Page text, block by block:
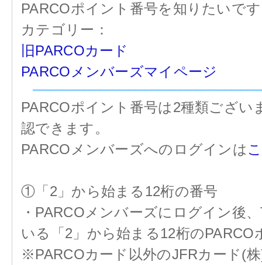
PARCOポイント番号を知りたいで
カテゴリー：
旧PARCOカード
PARCOメンバーズマイページ
PARCOポイント番号は2種類ござ
認できます。
PARCOメンバーズへのログインは
①「2」から始まる12桁の番号
・PARCOメンバーズにログイン後
いる「2」から始まる12桁の
※PARCOカード以外のJFRカード(